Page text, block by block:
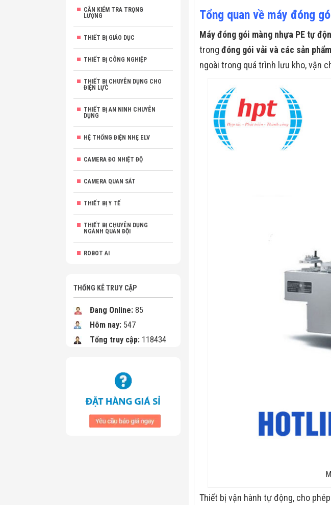
CÂN KIỂM TRA TRỌNG
LƯỢNG
THIẾT BỊ GIÁO DỤC
THIẾT BỊ CÔNG NGHIỆP
THIẾT BỊ CHUYÊN DỤNG CHO
ĐIỆN LỰC
THIẾT BỊ AN NINH CHUYÊN
DỤNG
HỆ THỐNG ĐIỆN NHẸ ELV
CAMERA ĐO NHIỆT ĐỘ
CAMERA QUAN SÁT
THIẾT BỊ Y TẾ
THIẾT BỊ CHUYÊN DỤNG
NGÀNH QUÂN ĐỘI
ROBOT AI
THỐNG KÊ TRUY CẬP
Đang Online: 85
Hôm nay: 547
Tổng truy cập: 118434
Tổng quan về máy đóng
Máy đóng gói màng nhựa PE tự
trong đóng gói vải và các sản
ngoài trong quá trình lưu kho, vận
Thiết bị vận hành tự động, cho